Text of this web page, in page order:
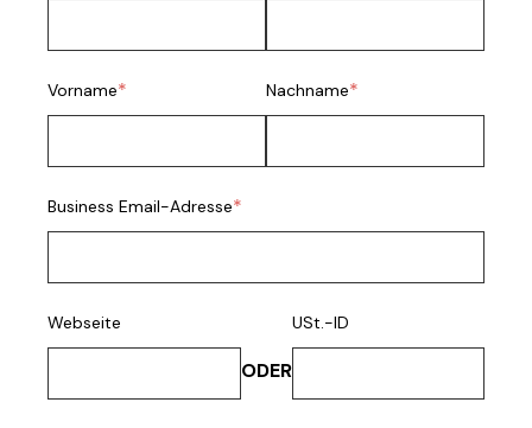
Vorname* Nachname*
Business Email-Adresse*
Webseite
ODER
USt.-ID